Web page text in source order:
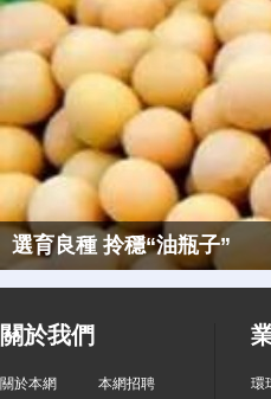
選育良種 拎穩“油瓶子”
關於我們
關於本網 本網招聘 環